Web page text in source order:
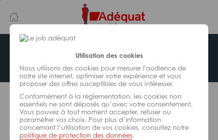
Utilisation des cookies
Nous utilisons des cookies pour mesurer l'audience de
notre site internet, optimiser votre expérience et vous
proposer des offres susceptibles de vous intéresser.
Conformément à la réglementation, les cookies non
essentiels ne sont déposés qu’avec votre consentement.
Vous pouvez à tout moment accepter, refuser ou
paramétrer vos choix. Pour plus d’information
concernant l’utilisation de vos cookies, consultez notre
politique de protection des données.
au
contenu
principal
navigation
Offre indisponible
L’offre d’emploi que vous tentez de consulter n’est
plus disponible.
De nombreuses autres missions peuvent vous
correspondre, consultez toutes nos offres.